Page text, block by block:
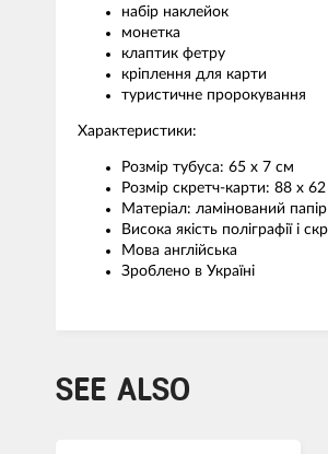
набір наклейок
монетка
клаптик фетру
кріплення для карти
туристичне пророкування
Характеристики:
Розмір тубуса: 65 х 7 см
Розмір скретч-карти: 88 х
Матеріал: ламінований папір
Висока якість поліграфії і
Мова англійська
Зроблено в Україні
SEE ALSO